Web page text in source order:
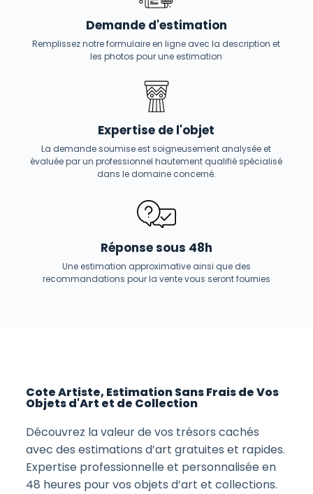
Demande d'estimation
Remplissez notre formulaire en ligne avec la description et
les photos pour une estimation
Expertise de l'objet
La demande soumise est soigneusement analysée et
évaluée par un professionnel hautement qualifié spécialisé
dans le domaine concerné.
Réponse sous 48h
Une estimation approximative ainsi que des
recommandations pour la vente vous seront fournies
Cote Artiste, Estimation Sans Frais de Vos
Objets d'Art et de Collection
Découvrez la valeur de vos trésors cachés
avec des estimations d’art gratuites et rapides.
Expertise professionnelle et personnalisée en
48 heures pour vos objets d’art et collections.